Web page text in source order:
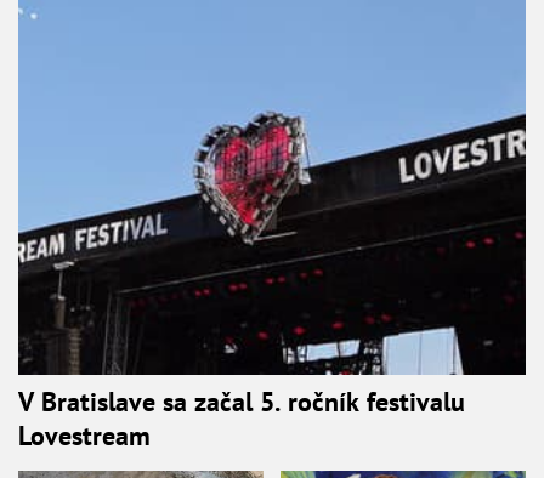
V Bratislave sa začal 5. ročník festivalu
Lovestream